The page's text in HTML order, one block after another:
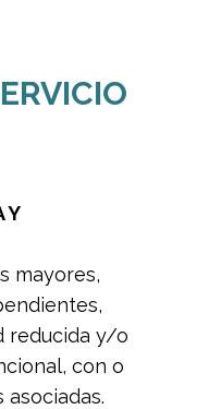
Y
mayores,
reducida y/o
con o